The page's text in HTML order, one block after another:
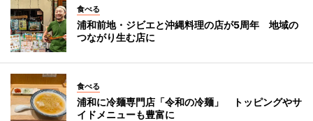
食べる
浦和前地・ジビエと沖縄料理の店が5周年 地域の
つながり生む店に
食べる
浦和に冷麺専門店「令和の冷麺」 トッピングやサ
イドメニューも豊富に